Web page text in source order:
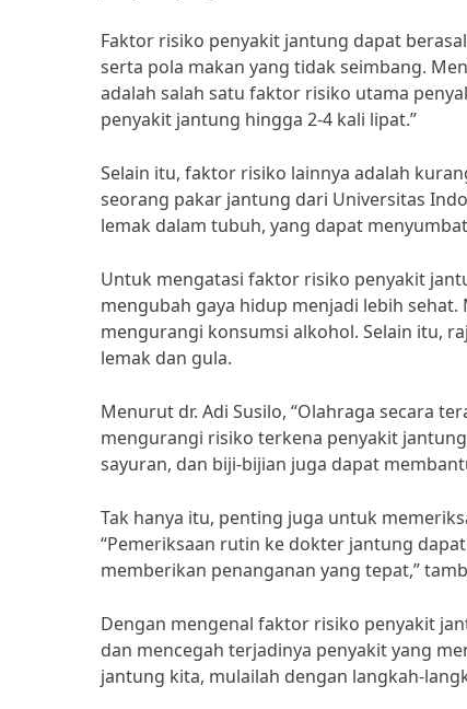
Faktor risiko penyakit jantung dapat
serta pola makan yang tidak seimbang.
adalah salah satu faktor risiko utama
penyakit jantung hingga 2-4 kali lipat.”
Selain itu, faktor risiko lainnya adalah
seorang pakar jantung dari Universitas
lemak dalam tubuh, yang dapat
Untuk mengatasi faktor risiko penyakit
mengubah gaya hidup menjadi lebih
mengurangi konsumsi alkohol. Selain itu,
lemak dan gula.
Menurut dr. Adi Susilo, “Olahraga secara
mengurangi risiko terkena penyakit
sayuran, dan biji-bijian juga dapat
Tak hanya itu, penting juga untuk
“Pemeriksaan rutin ke dokter jantung
memberikan penanganan yang tepat,”
Dengan mengenal faktor risiko penyakit
dan mencegah terjadinya penyakit yang
jantung kita, mulailah dengan langkah-